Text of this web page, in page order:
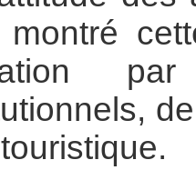
montré